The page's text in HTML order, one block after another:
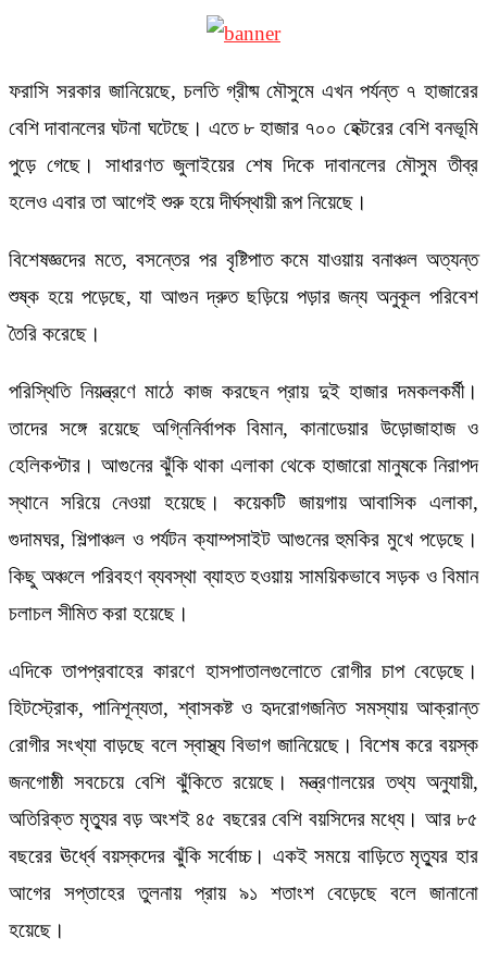
ফরাসি সরকার জানিয়েছে, চলতি গ্রীষ্ম মৌসুমে এখন পর্যন্ত ৭ হাজারের
বেশি দাবানলের ঘটনা ঘটেছে। এতে ৮ হাজার ৭০০ হেক্টরের বেশি বনভূমি
পুড়ে গেছে। সাধারণত জুলাইয়ের শেষ দিকে দাবানলের মৌসুম তীব্র
হলেও এবার তা আগেই শুরু হয়ে দীর্ঘস্থায়ী রূপ নিয়েছে।
বিশেষজ্ঞদের মতে, বসন্তের পর বৃষ্টিপাত কমে যাওয়ায় বনাঞ্চল অত্যন্ত
শুষ্ক হয়ে পড়েছে, যা আগুন দ্রুত ছড়িয়ে পড়ার জন্য অনুকূল পরিবেশ
তৈরি করেছে।
পরিস্থিতি নিয়ন্ত্রণে মাঠে কাজ করছেন প্রায় দুই হাজার দমকলকর্মী।
তাদের সঙ্গে রয়েছে অগ্নিনির্বাপক বিমান, কানাডেয়ার উড়োজাহাজ ও
হেলিকপ্টার। আগুনের ঝুঁকি থাকা এলাকা থেকে হাজারো মানুষকে নিরাপদ
স্থানে সরিয়ে নেওয়া হয়েছে। কয়েকটি জায়গায় আবাসিক এলাকা,
গুদামঘর, শিল্পাঞ্চল ও পর্যটন ক্যাম্পসাইট আগুনের হুমকির মুখে পড়েছে।
কিছু অঞ্চলে পরিবহণ ব্যবস্থা ব্যাহত হওয়ায় সাময়িকভাবে সড়ক ও বিমান
চলাচল সীমিত করা হয়েছে।
এদিকে তাপপ্রবাহের কারণে হাসপাতালগুলোতে রোগীর চাপ বেড়েছে।
হিটস্ট্রোক, পানিশূন্যতা, শ্বাসকষ্ট ও হৃদরোগজনিত সমস্যায় আক্রান্ত
রোগীর সংখ্যা বাড়ছে বলে স্বাস্থ্য বিভাগ জানিয়েছে। বিশেষ করে বয়স্ক
জনগোষ্ঠী সবচেয়ে বেশি ঝুঁকিতে রয়েছে। মন্ত্রণালয়ের তথ্য অনুযায়ী,
অতিরিক্ত মৃত্যুর বড় অংশই ৪৫ বছরের বেশি বয়সিদের মধ্যে। আর ৮৫
বছরের ঊর্ধ্বে বয়স্কদের ঝুঁকি সর্বোচ্চ। একই সময়ে বাড়িতে মৃত্যুর হার
আগের সপ্তাহের তুলনায় প্রায় ৯১ শতাংশ বেড়েছে বলে জানানো
হয়েছে।